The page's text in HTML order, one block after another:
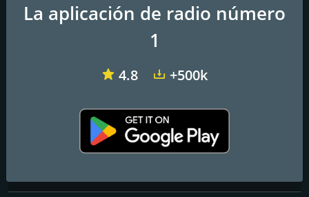
La Tonera
Frecuencias FM
Contactos
La aplicación de radio número
1
4.8 +500k